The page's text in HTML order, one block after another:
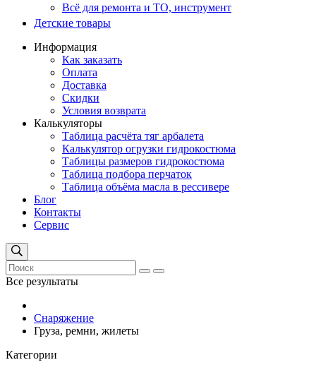
Всё для ремонта и ТО, инструмент
Детские товары
Информация
Как заказать
Оплата
Доставка
Скидки
Условия возврата
Калькуляторы
Таблица расчёта тяг арбалета
Калькулятор огрузки гидрокостюма
Таблицы размеров гидрокостюма
Таблица подбора перчаток
Таблица объёма масла в рессивере
Блог
Контакты
Сервис
Все результаты
Снаряжение
Груза, ремни, жилеты
Категории